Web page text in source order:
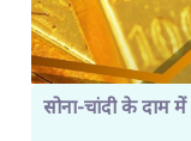
सोना-चांदी के दाम